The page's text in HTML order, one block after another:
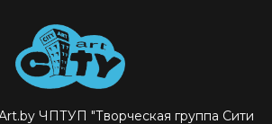
ЧПТУП "Творческая группа Сити